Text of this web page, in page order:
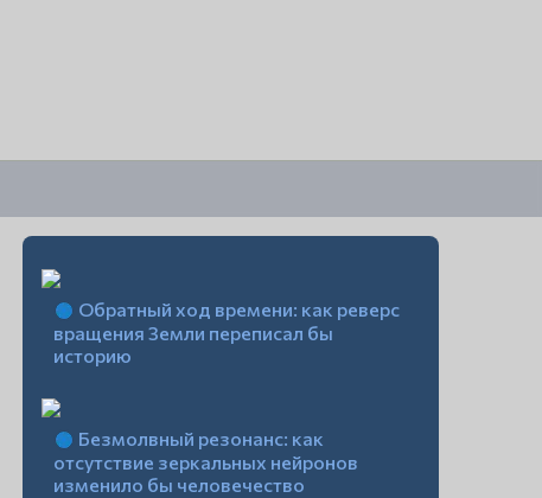
Обратный ход времени: как реверс
вращения Земли переписал бы
историю
Безмолвный резонанс: как
отсутствие зеркальных нейронов
изменило бы человечество